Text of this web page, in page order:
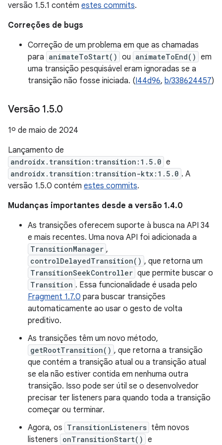
versão 1.5.1 contém estes commits.
Correções de bugs
Correção de um problema em que as chamadas
para animateToStart() ou animateToEnd() em
uma transição pesquisável eram ignoradas se a
transição não fosse iniciada. (I44d96, b/338624457)
Versão 1.5.0
1º de maio de 2024
Lançamento de
androidx.transition:transition:1.5.0 e
androidx.transition:transition-ktx:1.5.0 . A
versão 1.5.0 contém estes commits.
Mudanças importantes desde a versão 1.4.0
As transições oferecem suporte à busca na API 34
e mais recentes. Uma nova API foi adicionada a
TransitionManager ,
controlDelayedTransition() , que retorna um
TransitionSeekController que permite buscar o
Transition . Essa funcionalidade é usada pelo
Fragment 1.7.0 para buscar transições
automaticamente ao usar o gesto de volta
preditivo.
As transições têm um novo método,
getRootTransition() , que retorna a transição
que contém a transição atual ou a transição atual
se ela não estiver contida em nenhuma outra
transição. Isso pode ser útil se o desenvolvedor
precisar ter listeners para quando toda a transição
começar ou terminar.
Agora, os TransitionListeners têm novos
listeners onTransitionStart() e